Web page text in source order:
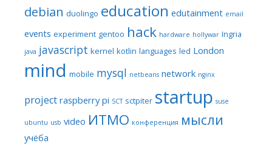
debian duolingo education edutainment email
events experiment gentoo hack hardware hollywar Ingria
java javascript kernel kotlin languages led London
mind mobile mysql netbeans network nginx
project raspberry pi SCT sctpiter startup suse
ubuntu usb video ИТМО конференция мысли
учёба